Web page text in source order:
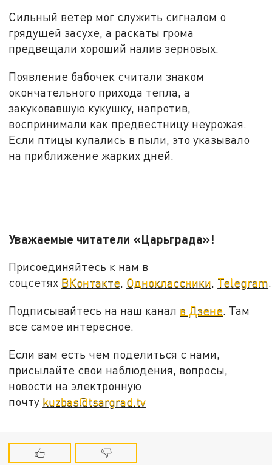
Сильный ветер мог служить сигналом о
грядущей засухе, а раскаты грома
предвещали хороший налив зерновых.
Появление бабочек считали знаком
окончательного прихода тепла, а
закуковавшую кукушку, напротив,
воспринимали как предвестницу неурожая.
Если птицы купались в пыли, это указывало
на приближение жарких дней.
Уважаемые читатели «Царьграда»!
Присоединяйтесь к нам в
соцсетях ВКонтакте, Одноклассники, Telegram.
Подписывайтесь на наш канал в Дзене. Там
все самое интересное.
Если вам есть чем поделиться с нами,
присылайте свои наблюдения, вопросы,
новости на электронную
почту kuzbas@tsargrad.tv